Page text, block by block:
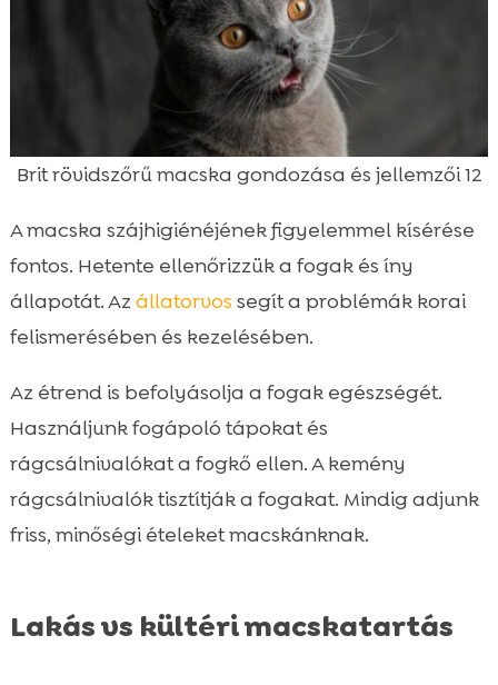
Brit rövidszőrű macska gondozása és jellemzői 12
A macska szájhigiénéjének figyelemmel kísérése
fontos. Hetente ellenőrizzük a fogak és íny
állapotát. Azállatorvos segít a problémák korai
felismerésében és kezelésében.
Az étrend is befolyásolja a fogak egészségét.
Használjunk fogápoló tápokat és
rágcsálnivalókat a fogkő ellen. A kemény
rágcsálnivalók tisztítják a fogakat. Mindig adjunk
friss, minőségi ételeket macskánknak.
Lakás vs kültéri macskatartás